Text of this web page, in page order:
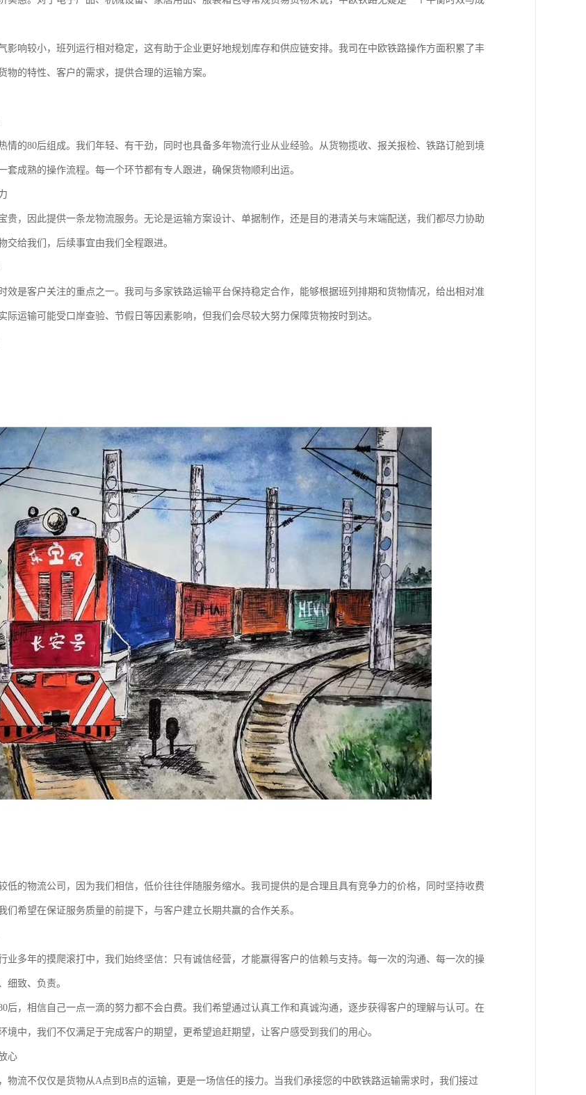
影响较小，班列运行相对稳定，这有助于企业更好地规划库存和供应链安排。我司在中欧铁路操作方面积累了丰
物的特性、客户的需求，提供合理的运输方案。
情的80后组成。我们年轻、有干劲，同时也具备多年物流行业从业经验。从货物揽收、报关报检、铁路订舱到境
套成熟的操作流程。每一个环节都有专人跟进，确保货物顺利出运。
贵，因此提供一条龙物流服务。无论是运输方案设计、单据制作，还是目的港清关与末端配送，我们都尽力协助
交给我们，后续事宜由我们全程跟进。
效是客户关注的重点之一。我司与多家铁路运输平台保持稳定合作，能够根据班列排期和货物情况，给出相对准
际运输可能受口岸查验、节假日等因素影响，但我们会尽较大努力保障货物按时到达。
低的物流公司，因为我们相信，低价往往伴随服务缩水。我司提供的是合理且具有竞争力的价格，同时坚持收费
们希望在保证服务质量的前提下，与客户建立长期共赢的合作关系。
业多年的摸爬滚打中，我们始终坚信：只有诚信经营，才能赢得客户的信赖与支持。每一次的沟通、每一次的操
细致、负责。
后，相信自己一点一滴的努力都不会白费。我们希望通过认真工作和真诚沟通，逐步获得客户的理解与认可。在
境中，我们不仅满足于完成客户的期望，更希望追赶期望，让客户感受到我们的用心。
心
物流不仅仅是货物从A点到B点的运输，更是一场信任的接力。当我们承接您的中欧铁路运输需求时，我们接过